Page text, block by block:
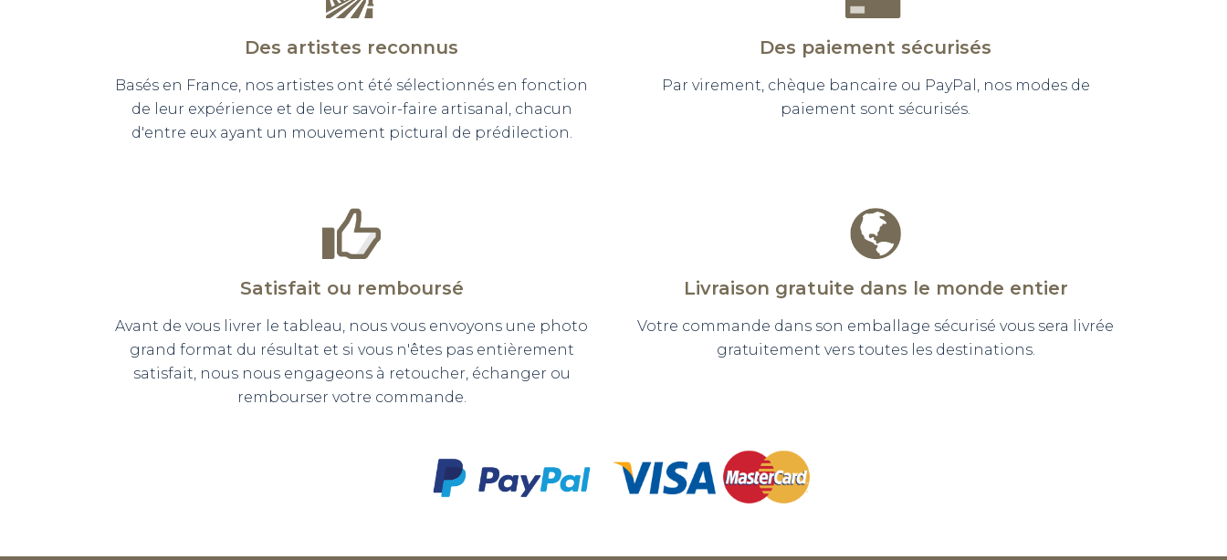
Des artistes reconnus
Basés en France, nos artistes ont été sélectionnés en fonction
de leur expérience et de leur savoir-faire artisanal, chacun
d'entre eux ayant un mouvement pictural de prédilection.
Des paiement sécurisés
Par virement, chèque bancaire ou PayPal, nos modes de
paiement sont sécurisés.
Satisfait ou remboursé
Avant de vous livrer le tableau, nous vous envoyons une photo
grand format du résultat et si vous n'êtes pas entièrement
satisfait, nous nous engageons à retoucher, échanger ou
rembourser votre commande.
Livraison gratuite dans le monde entier
Votre commande dans son emballage sécurisé vous sera livrée
gratuitement vers toutes les destinations.